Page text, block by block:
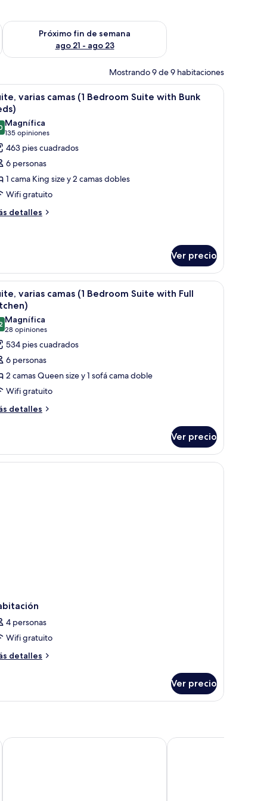
semana ago 14 - ago 16
Próximo fin de semana
ago 21 - ago 23
Consulta la disponibilidad para el próximo fin de semana
Mostrando 9 de 9 habitaciones
con persianas.
una silla y vista a la ciudad.Una habitación de hotel con una cama
4
varias camas (1 Bedroom Suite with Bunk
de 10
Magnífica
135 opiniones
(135
opiniones)
463 pies cuadrados
6 personas
1 cama King size y 2 camas dobles
Wifi gratuito
detalles
Ver precio
y una silla. Una cocina compacta equipada con
4
varias camas (1 Bedroom Suite with Full
de 10
Magnífica
28 opiniones
(28
opiniones)
534 pies cuadrados
6 personas
2 camas Queen size y 1 sofá cama doble
Wifi gratuito
detalles
Ver precio
4 personas
Wifi gratuito
detalles
Ver precio
Anaheim Resort Suites Anaheim Portofino Inn